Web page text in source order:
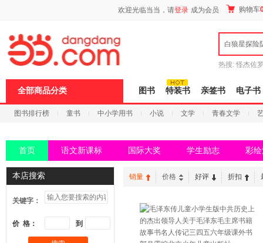
欢迎光临当当，请登录 成为会员 购物车
白狼星探险
热搜: 怪杰佐
全部商品分类 图书 特装书 亲签书 电子书
图书排行榜 童书 中小学用书 小说 文学 青春文学
首页 语文新课标 国际大奖 学生励志 彩
本店搜索
关键字：
价 格： 到
销量 价格 好评 折扣
页
浪
打